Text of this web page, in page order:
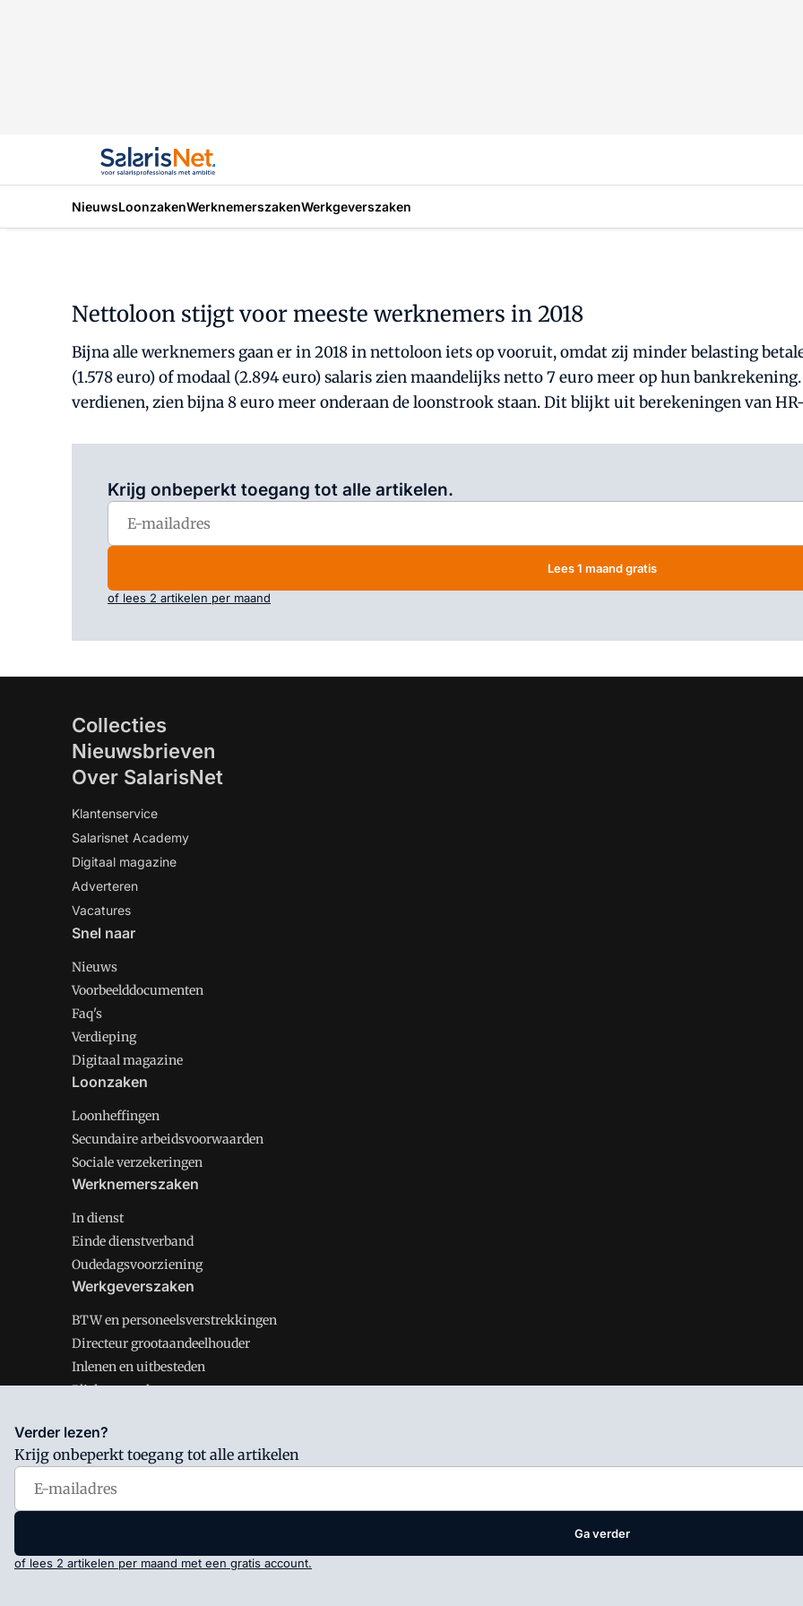
NieuwsLoonzakenWerknemerszakenWerkgeverszaken
Nettoloon stijgt voor meeste werknemers in 2018
Bijna alle werknemers gaan er in 2018 in nettoloon iets op vooruit, omdat zij minder belasting
(1.578 euro) of modaal (2.894 euro) salaris zien maandelijks netto 7 euro meer op hun
verdienen, zien bijna 8 euro meer onderaan de loonstrook staan. Dit blijkt uit berekeningen van
Krijg onbeperkt toegang tot alle artikelen.
Lees 1 maand gratis
of lees 2 artikelen per maand
Collecties
Nieuwsbrieven
Over SalarisNet
Klantenservice
Salarisnet Academy
Digitaal magazine
Adverteren
Vacatures
Snel naar
Nieuws
Voorbeelddocumenten
Faq's
Verdieping
Digitaal magazine
Loonzaken
Loonheffingen
Secundaire arbeidsvoorwaarden
Sociale verzekeringen
Werknemerszaken
In dienst
Einde dienstverband
Oudedagsvoorziening
Werkgeverszaken
BTW en personeelsverstrekkingen
Directeur grootaandeelhouder
Inlenen en uitbesteden
Plichten werkgever
Salarisnet is onderdeel van VMN media. Lees inons manifestwaar VMN media voor staat. Op gebruik van deze site zijn de
Voorwaarden
Verder lezen?
Krijg onbeperkt toegang tot alle artikelen
Ga verder
of lees 2 artikelen per maand met een gratis account.